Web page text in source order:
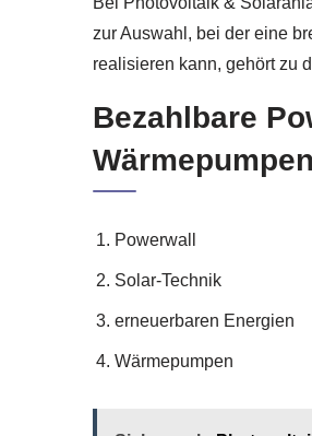
zur Auswahl, bei der eine
realisieren kann, gehört zu
Bezahlbare
Powerwall
Solar-Technik
erneuerbaren Energien
Wärmepumpen